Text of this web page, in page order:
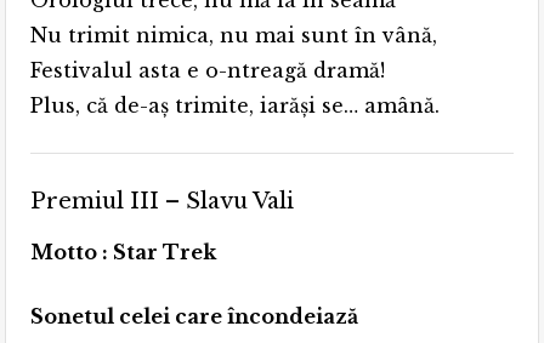
Nu trimit nimica, nu mai sunt în vână,
Festivalul asta e o-ntreagă dramă!
Plus, că de-aş trimite, iarăşi se… amână.
Premiul III – Slavu Vali
Motto : Star Trek
Sonetul celei care încondeiază